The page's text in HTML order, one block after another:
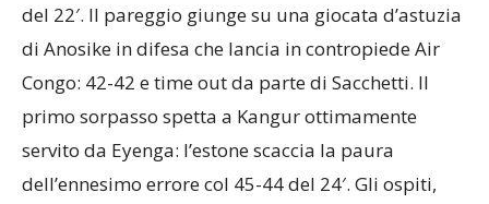
del 22′. Il pareggio giunge su una giocata d’astuzia
di Anosike in difesa che lancia in contropiede Air
Congo: 42-42 e time out da parte di Sacchetti. Il
primo sorpasso spetta a Kangur ottimamente
servito da Eyenga: l’estone scaccia la paura
dell’ennesimo errore col 45-44 del 24′. Gli ospiti,